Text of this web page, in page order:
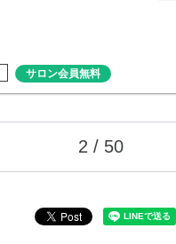
サロン会員無料
2 / 50